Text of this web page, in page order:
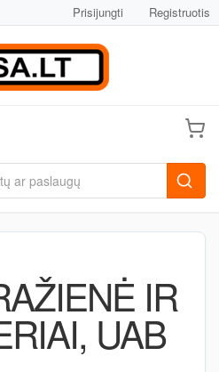
Prisijungti Registruotis
IR
UAB